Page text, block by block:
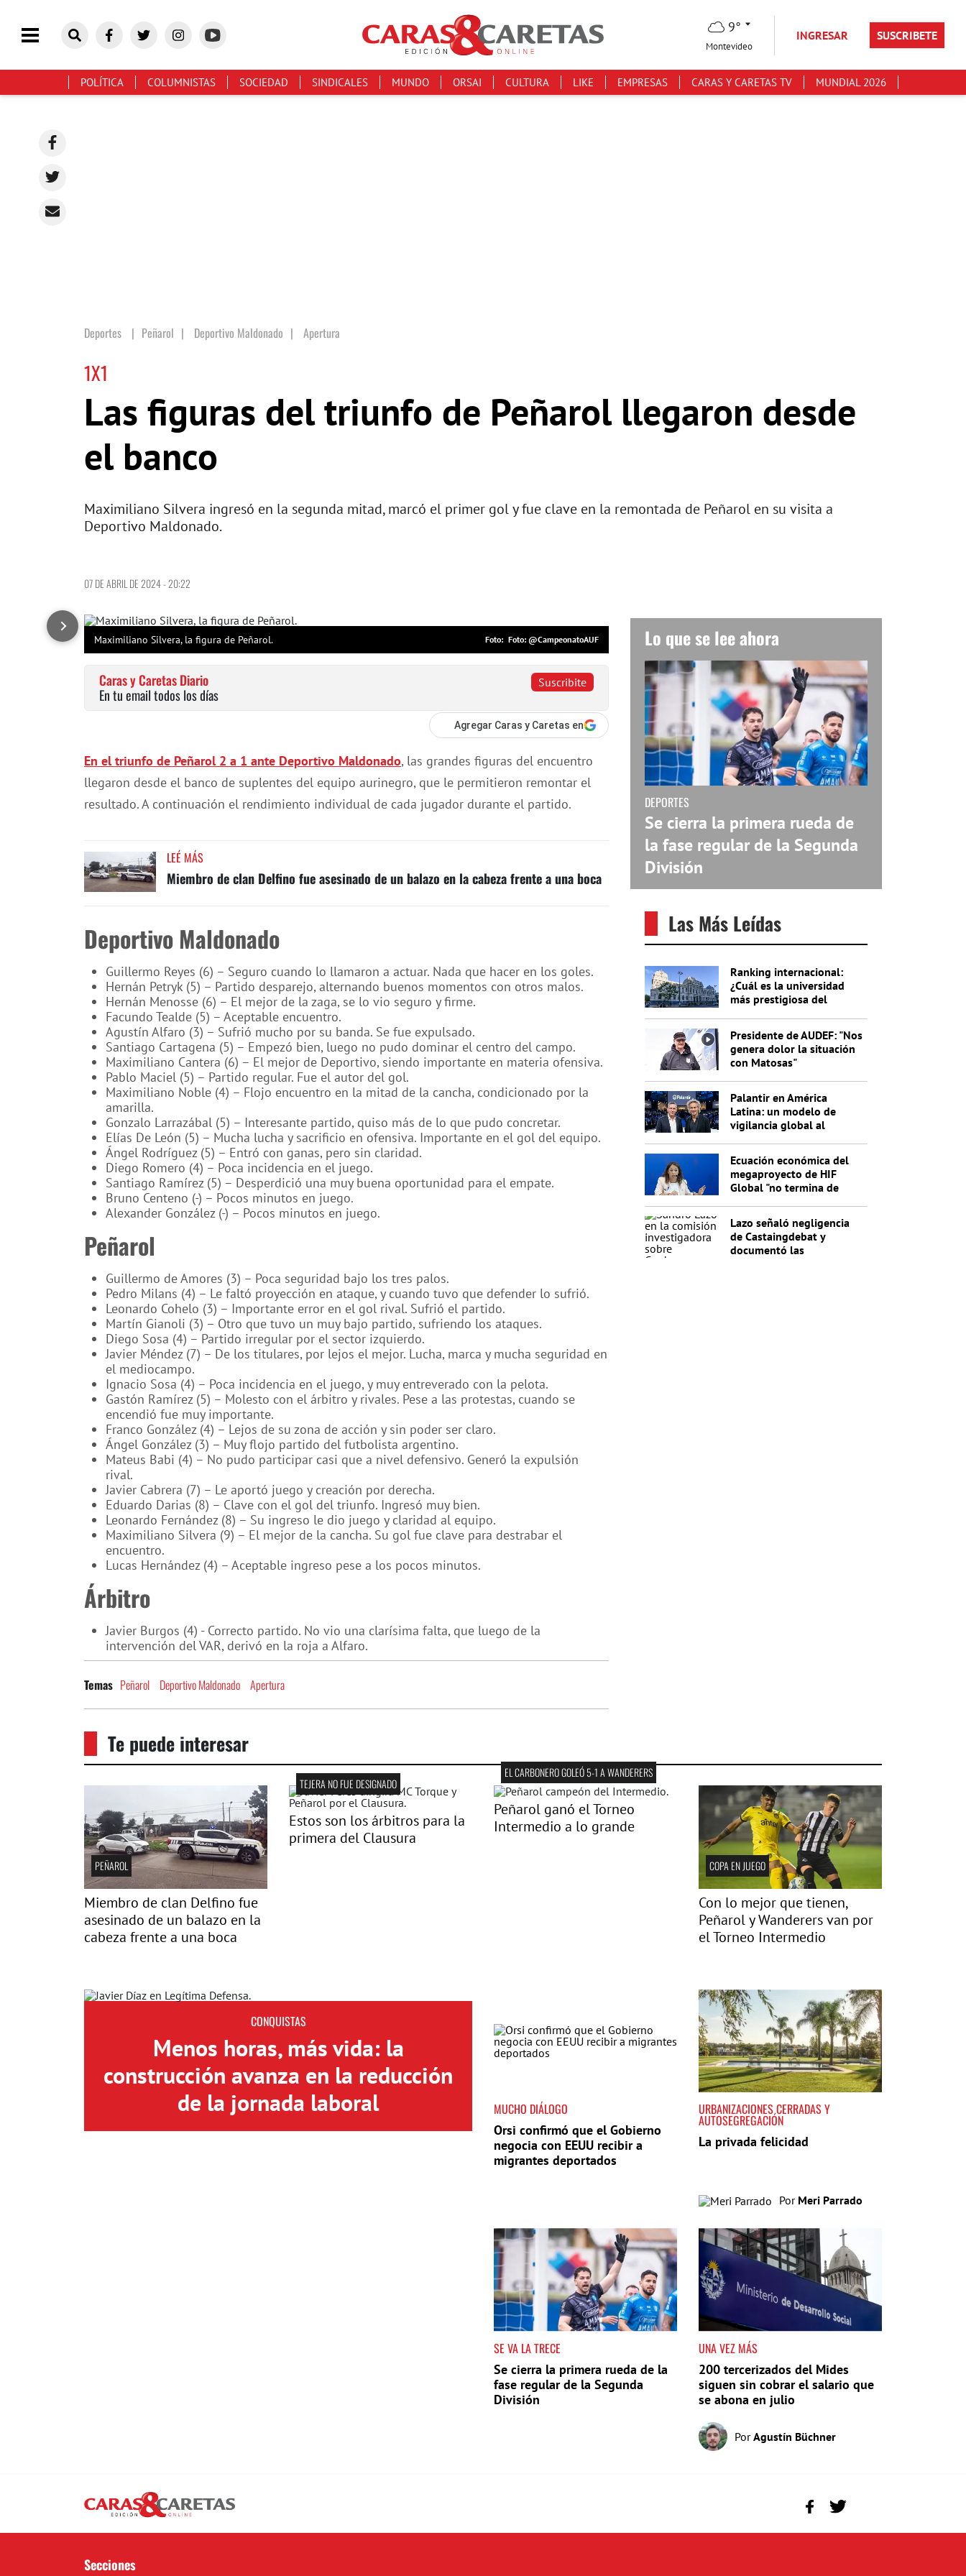
9°
Montevideo
INGRESAR SUSCRIBETE
POLÍTICA COLUMNISTAS SOCIEDAD SINDICALES MUNDO ORSAI CULTURA LIKE EMPRESAS CARAS Y CARETAS TV MUNDIAL 2026
Deportes Peñarol | Deportivo Maldonado | Apertura
1X1
Las figuras del triunfo de Peñarol llegaron desde
el banco
Maximiliano Silvera ingresó en la segunda mitad, marcó el primer gol y fue clave en la remontada de Peñarol en su visita a
Deportivo Maldonado.
07 DE ABRIL DE 2024 - 20:22
Maximiliano Silvera, la figura de Peñarol. Foto: @CampeonatoAUF
Suscribite
Caras y Caretas Diario
En tu email todos los días
Agregar Caras y Caretas en
En el triunfo de Peñarol 2 a 1 ante Deportivo Maldonado, las grandes figuras del encuentro
llegaron desde el banco de suplentes del equipo aurinegro, que le permitieron remontar el
resultado. A continuación el rendimiento individual de cada jugador durante el partido.
LEÉ MÁS
Miembro de clan Delfino fue asesinado de un balazo en la cabeza frente a una boca
Deportivo Maldonado
Guillermo Reyes (6) – Seguro cuando lo llamaron a actuar. Nada que hacer en los goles.
Hernán Petryk (5) – Partido desparejo, alternando buenos momentos con otros malos.
Hernán Menosse (6) – El mejor de la zaga, se lo vio seguro y firme.
Facundo Tealde (5) – Aceptable encuentro.
Agustín Alfaro (3) – Sufrió mucho por su banda. Se fue expulsado.
Santiago Cartagena (5) – Empezó bien, luego no pudo dominar el centro del campo.
Maximiliano Cantera (6) – El mejor de Deportivo, siendo importante en materia ofensiva.
Pablo Maciel (5) – Partido regular. Fue el autor del gol.
Maximiliano Noble (4) – Flojo encuentro en la mitad de la cancha, condicionado por la
amarilla.
Gonzalo Larrazábal (5) – Interesante partido, quiso más de lo que pudo concretar.
Elías De León (5) – Mucha lucha y sacrificio en ofensiva. Importante en el gol del equipo.
Ángel Rodríguez (5) – Entró con ganas, pero sin claridad.
Diego Romero (4) – Poca incidencia en el juego.
Santiago Ramírez (5) – Desperdició una muy buena oportunidad para el empate.
Bruno Centeno (-) – Pocos minutos en juego.
Alexander González (-) – Pocos minutos en juego.
Peñarol
Guillermo de Amores (3) – Poca seguridad bajo los tres palos.
Pedro Milans (4) – Le faltó proyección en ataque, y cuando tuvo que defender lo sufrió.
Leonardo Cohelo (3) – Importante error en el gol rival. Sufrió el partido.
Martín Gianoli (3) – Otro que tuvo un muy bajo partido, sufriendo los ataques.
Diego Sosa (4) – Partido irregular por el sector izquierdo.
Javier Méndez (7) – De los titulares, por lejos el mejor. Lucha, marca y mucha seguridad en
el mediocampo.
Ignacio Sosa (4) – Poca incidencia en el juego, y muy entreverado con la pelota.
Gastón Ramírez (5) – Molesto con el árbitro y rivales. Pese a las protestas, cuando se
encendió fue muy importante.
Franco González (4) – Lejos de su zona de acción y sin poder ser claro.
Ángel González (3) – Muy flojo partido del futbolista argentino.
Mateus Babi (4) – No pudo participar casi que a nivel defensivo. Generó la expulsión
rival.
Javier Cabrera (7) – Le aportó juego y creación por derecha.
Eduardo Darias (8) – Clave con el gol del triunfo. Ingresó muy bien.
Leonardo Fernández (8) – Su ingreso le dio juego y claridad al equipo.
Maximiliano Silvera (9) – El mejor de la cancha. Su gol fue clave para destrabar el
encuentro.
Lucas Hernández (4) – Aceptable ingreso pese a los pocos minutos.
Árbitro
Javier Burgos (4) - Correcto partido. No vio una clarísima falta, que luego de la
intervención del VAR, derivó en la roja a Alfaro.
Temas Peñarol Deportivo Maldonado Apertura
Lo que se lee ahora
DEPORTES
Se cierra la primera rueda de
la fase regular de la Segunda
División
Las Más Leídas
Ranking internacional:
¿Cuál es la universidad
más prestigiosa del
Presidente de AUDEF: "Nos
genera dolor la situación
con Matosas"
Palantir en América
Latina: un modelo de
vigilancia global al
Ecuación económica del
megaproyecto de HIF
Global "no termina de
Lazo señaló negligencia
de Castaingdebat y
documentó las
Te puede interesar
PEÑAROL
Miembro de clan Delfino fue
asesinado de un balazo en la
cabeza frente a una boca
TEJERA NO FUE DESIGNADO
Estos son los árbitros para la
primera del Clausura
EL CARBONERO GOLEÓ 5-1 A WANDERERS
Peñarol ganó el Torneo
Intermedio a lo grande
COPA EN JUEGO
Con lo mejor que tienen,
Peñarol y Wanderers van por
el Torneo Intermedio
CONQUISTAS
Menos horas, más vida: la
construcción avanza en la reducción
de la jornada laboral
MUCHO DIÁLOGO
Orsi confirmó que el Gobierno
negocia con EEUU recibir a
migrantes deportados
URBANIZACIONES CERRADAS Y
AUTOSEGREGACIÓN
La privada felicidad
Por Meri Parrado
SE VA LA TRECE
Se cierra la primera rueda de la
fase regular de la Segunda
División
UNA VEZ MÁS
200 tercerizados del Mides
siguen sin cobrar el salario que
se abona en julio
PorAgustín Büchner
Secciones